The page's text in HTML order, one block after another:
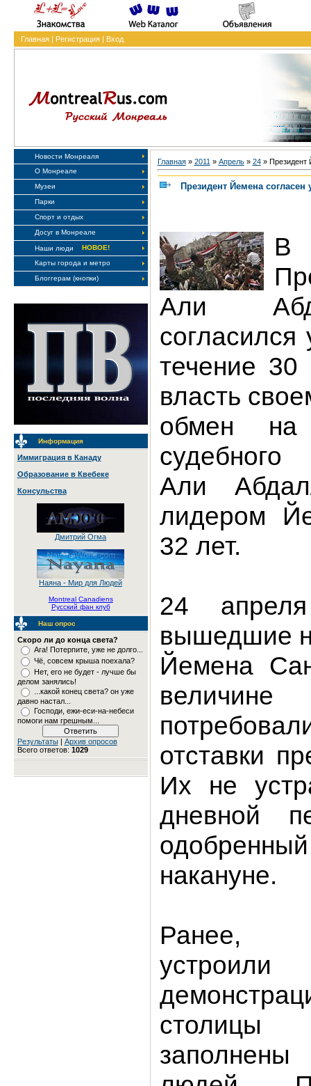
Главная| Регистрация| Вход
Новости Монреаля
О Монреале
Музеи
Парки
Спорт и отдых
Досуг в Монреале
Наши люди
НОВОЕ!
Карты города и метро
Блоггерам (кнопки)
Информация
Иммиграция в Канаду
Образование в Квебеке
Консульства
Дмитрий Огма
Наяна - Мир для Людей
Montreal Canadiens
Русский фан клуб
Наш опрос
Скоро ли до конца света?
Ага! Потерпите, уже не долго...
Чё, совсем крыша поехала?
Нет, его не будет - лучше бы
делом занялись!
...какой конец света? он уже
давно настал...
Господи, ежи-еси-на-небеси
помоги нам грешным...
Результаты| Архив опросов
Всего ответов: 1029
Главная» 2011 » Апрель » 24» Президент
Президент Йемена согласен
В
Али
согласился
течение
власть
обмен на
судебного
Али
лидером
32 лет.
24
вышедшие
Йемена
отставки
Их не
дневной
накануне.
Ранее,
устроили
столицы